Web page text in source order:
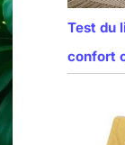
Test du
confort